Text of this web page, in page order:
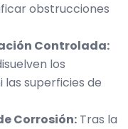
obstrucciones
Controlada:
los
las superficies de
Corrosión: Tras la